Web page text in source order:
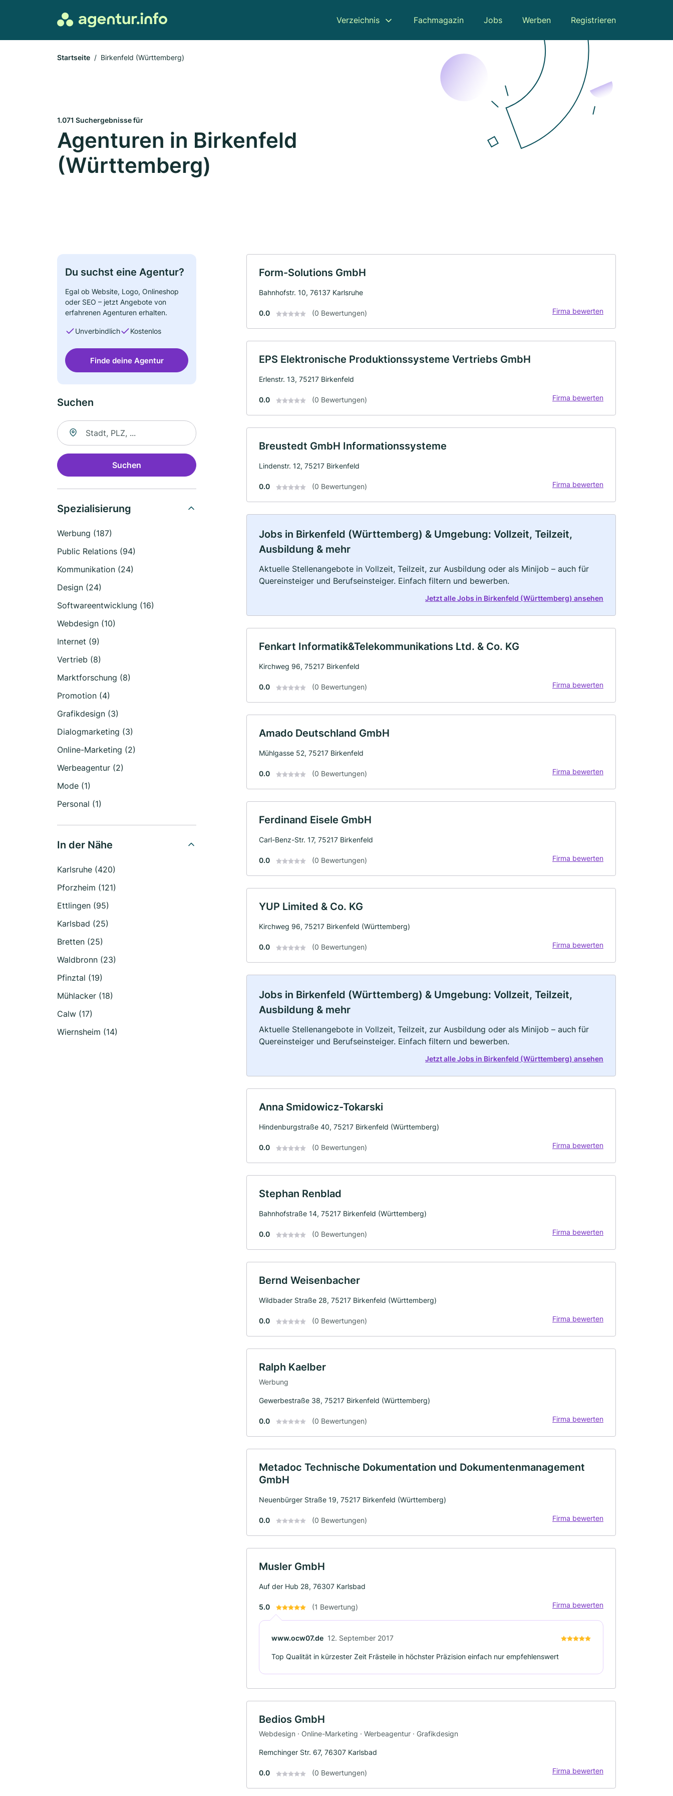
Verzeichnis Fachmagazin Jobs Werben Registrieren
Startseite Birkenfeld (Württemberg)
1.071 Suchergebnisse für
Agenturen in Birkenfeld
(Württemberg)
Du suchst eine Agentur?
Egal ob Website, Logo, Onlineshop
oder SEO – jetzt Angebote von
erfahrenen Agenturen erhalten.
Unverbindlich Kostenlos
Finde deine Agentur
Suchen
Suche nach Ort
Suchen
Spezialisierung
Werbung (187)
Public Relations (94)
Kommunikation (24)
Design (24)
Softwareentwicklung (16)
Webdesign (10)
Internet (9)
Vertrieb (8)
Marktforschung (8)
Promotion (4)
Grafikdesign (3)
Dialogmarketing (3)
Online-Marketing (2)
Werbeagentur (2)
Mode (1)
Personal (1)
In der Nähe
Karlsruhe (420)
Pforzheim (121)
Ettlingen (95)
Karlsbad (25)
Bretten (25)
Waldbronn (23)
Pfinztal (19)
Mühlacker (18)
Calw (17)
Wiernsheim (14)
Form-Solutions GmbH
Bahnhofstr. 10, 76137 Karlsruhe
0.0 (0 Bewertungen) Firma bewerten
EPS Elektronische Produktionssysteme Vertriebs GmbH
Erlenstr. 13, 75217 Birkenfeld
0.0 (0 Bewertungen) Firma bewerten
Breustedt GmbH Informationssysteme
Lindenstr. 12, 75217 Birkenfeld
0.0 (0 Bewertungen) Firma bewerten
Jobs in Birkenfeld (Württemberg) & Umgebung: Vollzeit, Teilzeit,
Ausbildung & mehr
Aktuelle Stellenangebote in Vollzeit, Teilzeit, zur Ausbildung oder als Minijob – auch für
Quereinsteiger und Berufseinsteiger. Einfach filtern und bewerben.
Jetzt alle Jobs in Birkenfeld (Württemberg) ansehen
Fenkart Informatik&Telekommunikations Ltd. & Co. KG
Kirchweg 96, 75217 Birkenfeld
0.0 (0 Bewertungen) Firma bewerten
Amado Deutschland GmbH
Mühlgasse 52, 75217 Birkenfeld
0.0 (0 Bewertungen) Firma bewerten
Ferdinand Eisele GmbH
Carl-Benz-Str. 17, 75217 Birkenfeld
0.0 (0 Bewertungen) Firma bewerten
YUP Limited & Co. KG
Kirchweg 96, 75217 Birkenfeld (Württemberg)
0.0 (0 Bewertungen) Firma bewerten
Jobs in Birkenfeld (Württemberg) & Umgebung: Vollzeit, Teilzeit,
Ausbildung & mehr
Aktuelle Stellenangebote in Vollzeit, Teilzeit, zur Ausbildung oder als Minijob – auch für
Quereinsteiger und Berufseinsteiger. Einfach filtern und bewerben.
Jetzt alle Jobs in Birkenfeld (Württemberg) ansehen
Anna Smidowicz-Tokarski
Hindenburgstraße 40, 75217 Birkenfeld (Württemberg)
0.0 (0 Bewertungen) Firma bewerten
Stephan Renblad
Bahnhofstraße 14, 75217 Birkenfeld (Württemberg)
0.0 (0 Bewertungen) Firma bewerten
Bernd Weisenbacher
Wildbader Straße 28, 75217 Birkenfeld (Württemberg)
0.0 (0 Bewertungen) Firma bewerten
Ralph Kaelber
Werbung
Gewerbestraße 38, 75217 Birkenfeld (Württemberg)
0.0 (0 Bewertungen) Firma bewerten
Metadoc Technische Dokumentation und Dokumentenmanagement
GmbH
Neuenbürger Straße 19, 75217 Birkenfeld (Württemberg)
0.0 (0 Bewertungen) Firma bewerten
Musler GmbH
Auf der Hub 28, 76307 Karlsbad
5.0 (1 Bewertung) Firma bewerten
www.ocw07.de 12. September 2017
Top Qualität in kürzester Zeit Frästeile in höchster Präzision einfach nur empfehlenswert
Bedios GmbH
Webdesign · Online-Marketing · Werbeagentur · Grafikdesign
Remchinger Str. 67, 76307 Karlsbad
0.0 (0 Bewertungen) Firma bewerten